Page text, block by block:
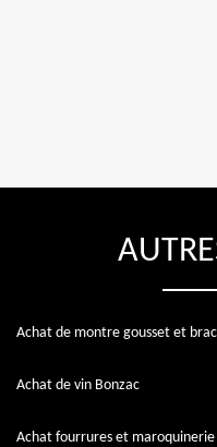
Achat de montre gousset et
Achat de vin Bonzac
Achat fourrures et